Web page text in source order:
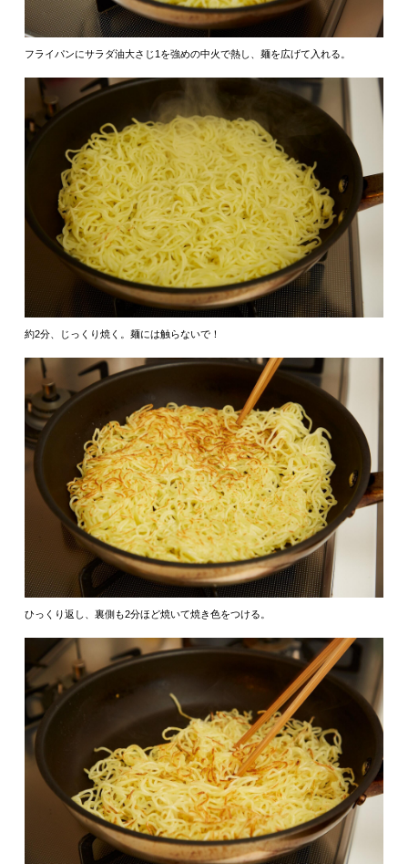
フライパンにサラダ油大さじ1を強めの中火で熱し、麺を広げて入れる。
約2分、じっくり焼く。麺には触らないで！
ひっくり返し、裏側も2分ほど焼いて焼き色をつける。